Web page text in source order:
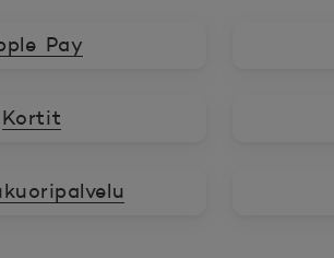
Pay
Kortit